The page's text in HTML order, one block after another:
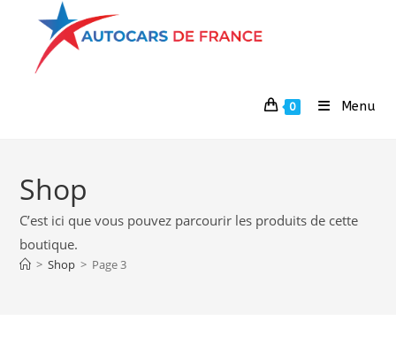
0 Menu
Shop
C’est ici que vous pouvez parcourir les produits de cette
boutique.
> Shop > Page 3